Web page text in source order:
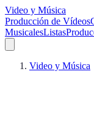
Video y Música
Producción de Vídeos
MusicalesListas
Video y Música